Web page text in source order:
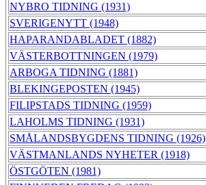
NYBRO TIDNING (1931)
SVERIGENYTT (1948)
HAPARANDABLADET (1882)
VÄSTERBOTTNINGEN (1979)
ARBOGA TIDNING (1881)
BLEKINGEPOSTEN (1945)
FILIPSTADS TIDNING (1959)
LAHOLMS TIDNING (1931)
SMÅLANDSBYGDENS TIDNING (1926)
VÄSTMANLANDS NYHETER (1918)
ÖSTGÖTEN (1981)